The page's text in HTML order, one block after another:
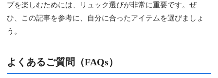
プを楽しむためには、リュック選びが非常に重要です。ぜ
ひ、この記事を参考に、自分に合ったアイテムを選びましょ
う。
よくあるご質問（FAQs）